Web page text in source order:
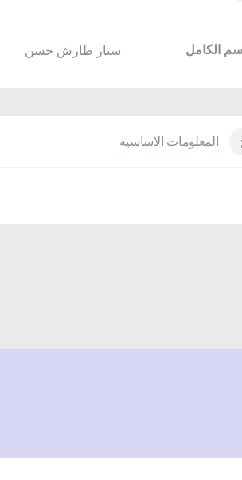
الكامل ستار طارش حسن
المعلومات الاساسية